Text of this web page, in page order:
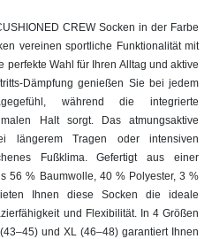
CREW Socken in der Farbe
vereinen sportliche Funktionalität mit
Wahl für Ihren Alltag und aktive
Dämpfung genießen Sie bei jedem
während die integrierte
Halt sorgt. Das atmungsaktive
längerem Tragen oder intensiven
Fußklima. Gefertigt aus einer
56 % Baumwolle, 40 % Polyester, 3 %
Ihnen diese Socken die ideale
und Flexibilität. In 4 Größen
und XL (46–48) garantiert Ihnen